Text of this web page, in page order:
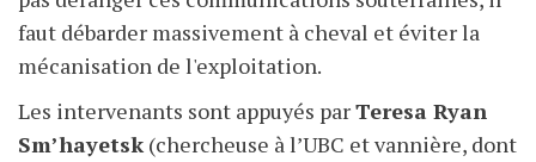
faut débarder massivement à cheval et éviter la
mécanisation de l'exploitation.
Les intervenants sont appuyés parTeresa Ryan
Sm’hayetsk(chercheuse à l’UBC et vannière, dont